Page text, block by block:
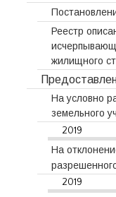
Реестр
жилищного
На условно
земельного
2019
На
2019